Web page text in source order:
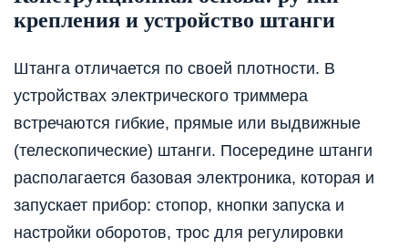
крепления и устройство штанги
Штанга отличается по своей плотности. В
устройствах электрического триммера
встречаются гибкие, прямые или выдвижные
(телескопические) штанги. Посередине штанги
располагается базовая электроника, которая и
запускает прибор: стопор, кнопки запуска и
настройки оборотов, трос для регулировки